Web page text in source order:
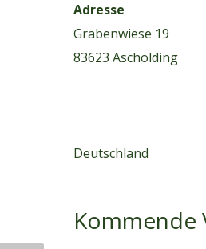
Adresse
Grabenwiese 19
83623 Ascholding
Deutschland
Kommende